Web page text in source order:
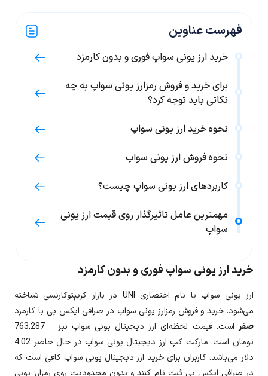
خرید ارز یونی سواپ فوری و بدون کارمزد
ارز یونی سواپ با نام اختصاری UNI در بازار کریپتوکارنسی شناخته
می‌شود. خرید و فروش رمزارز یونی سواپ در صرافی ایکس پی با کارمزد
صفراست. قیمت لحظه‌ای ارز دیجیتال یونی سواپ نیز
763,287
تومان است. مارکت کپ ارز دیجیتال یونی سواپ در حال حاضر 4.02
دلار می‌باشد. کاربران برای خرید ارز دیجیتال یونی سواپ کافی است که
در صرافی ایکس پی ثبت نام کنند و بدون محدودیت روی رمزارز یونی
فهرست عناوین
خرید ارز یونی سواپ فوری و بدون کارمزد
برای خرید و فروش رمزارز یونی سواپ به چه
نکاتی باید توجه کرد؟
نحوه خرید ارز یونی سواپ
نحوه فروش ارز یونی سواپ
کاربردهای ارز یونی سواپ چیست؟
مهمترین عامل تاثیرگذار روی قیمت ارز یونی
سواپ